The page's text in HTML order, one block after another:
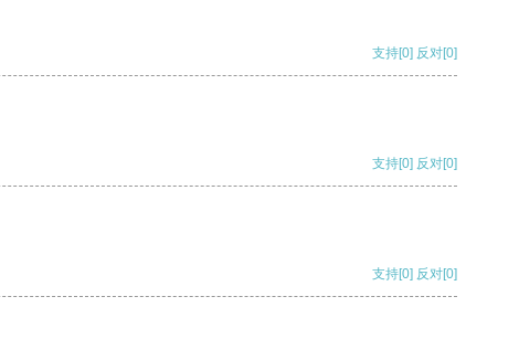
支持[0] 反对[0]
支持[0] 反对[0]
支持[0] 反对[0]